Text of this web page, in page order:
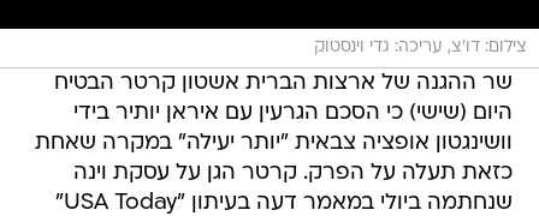
צילום: דו'צ, עריכה: גדי וינסטוק
שר ההגנה של ארצות הברית אשטון קרטר הבטיח
היום (שישי) כי הסכם הגרעין עם איראן יותיר בידי
וושינגטון אופציה צבאית "יותר יעילה" במקרה שאחת
כזאת תעלה על הפרק. קרטר הגן על עסקת וינה
שנחתמה ביולי במאמר דעה בעיתון "USA Today"